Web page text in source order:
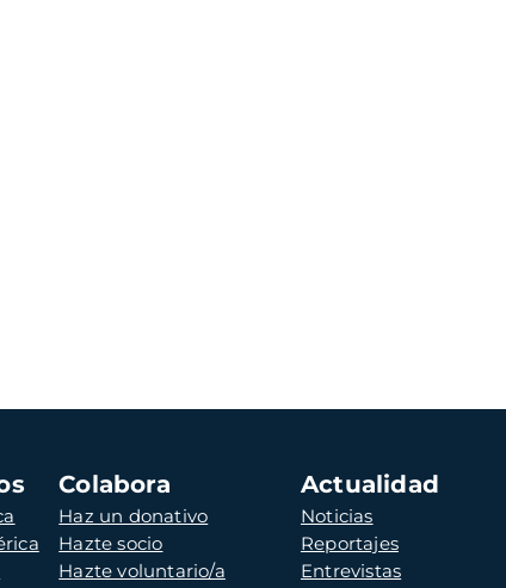
Colabora
Haz un donativo
Hazte socio
Hazte voluntario/a
Actualidad
Noticias
Reportajes
Entrevistas